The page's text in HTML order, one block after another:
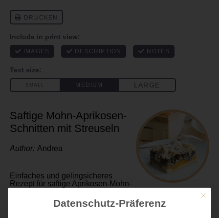
Saftige Mohn-Aprikosen-
Schnitten mit Streuseln
Author: Andrea
Einfaches und gelingsicheres
Rezept für saftige Aprikosen-Mohn-
Mit
Datenschutz-Präferenz